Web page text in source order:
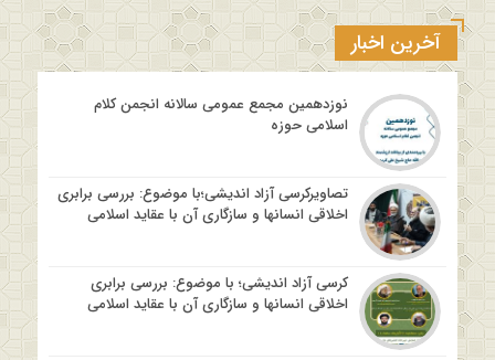
آخرین اخبار
نوزدهمین مجمع عمومی سالانه انجمن کلام
اسلامی حوزه
تصاویرکرسی آزاد اندیشی؛با موضوع: بررسی برابری
اخلاقی انسانها و سازگاری آن با عقاید اسلامی
کرسی آزاد اندیشی؛ با موضوع: بررسی برابری
اخلاقی انسانها و سازگاری آن با عقاید اسلامی